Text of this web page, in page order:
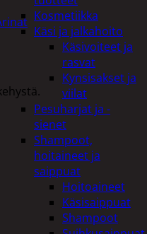
Kosmetiikka
Käsi ja jalkahoito
Käsivoiteet ja
rasvat
Kynsisakset ja
viilat
Pesuharjat ja -
sienet
Shampoot,
hoitaineet ja
saippuat
Hoitoaineet
Käsisaippuat
Shampoot